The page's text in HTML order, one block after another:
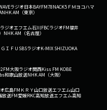
ラジオ日本BAYFM78NACK5 ＦＭヨコハマ
NHK AM（東京）
ジオエフエム石川FBCラジオFM福井
NHK AM（名古屋）
ＧＩＦＵ SBSラジオK-MIX SHIZUOKA
FM大阪ラジオ関西Kiss FM KOBE
和歌山放送NHK AM（大阪）
広島FM ＫＲＹ山口放送エフエム山口
放送FM愛媛RKC高知放送エフエム高知